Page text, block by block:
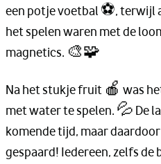
een potje voetbal ⚽, terwijl
het spelen waren met de
magnetics. 🎨🧩
Na het stukje fruit 🍎 was
met water te spelen. 💦 De
komende tijd, maar
gespaard! Iedereen, zelfs